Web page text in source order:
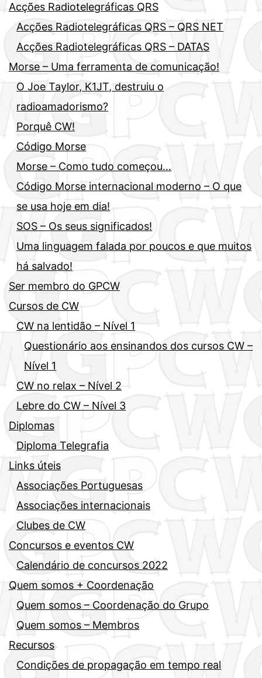
Acções Radiotelegráficas QRS
Acções Radiotelegráficas QRS – QRS NET
Acções Radiotelegráficas QRS – DATAS
Morse – Uma ferramenta de comunicação!
O Joe Taylor, K1JT, destruiu o
radioamadorismo?
Porquê CW!
Código Morse
Morse – Como tudo começou…
Código Morse internacional moderno – O que
se usa hoje em dia!
SOS – Os seus significados!
Uma linguagem falada por poucos e que muitos
há salvado!
Ser membro do GPCW
Cursos de CW
CW na lentidão – Nível 1
Questionário aos ensinandos dos cursos CW –
Nível 1
CW no relax – Nível 2
Lebre do CW – Nível 3
Diplomas
Diploma Telegrafia
Links úteis
Associações Portuguesas
Associações internacionais
Clubes de CW
Concursos e eventos CW
Calendário de concursos 2022
Quem somos + Coordenação
Quem somos – Coordenação do Grupo
Quem somos – Membros
Recursos
Condições de propagação em tempo real